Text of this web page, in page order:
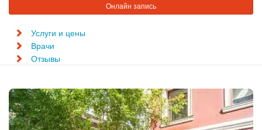
Онлайн запись
Услуги и цены
Врачи
Отзывы